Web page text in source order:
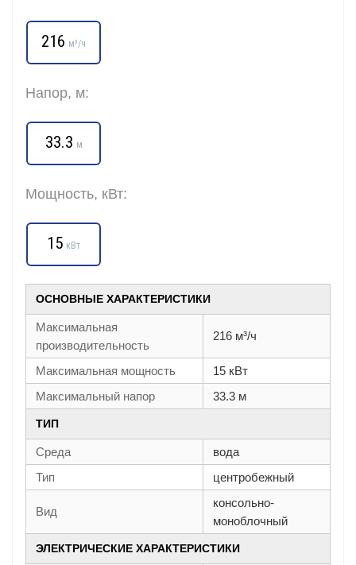
216 м³/ч
Напор, м:
33.3 м
Мощность, кВт:
15 кВт
ОСНОВНЫЕ ХАРАКТЕРИСТИКИ
Максимальная
производительность
216 м³/ч
Максимальная мощность
15 кВт
Максимальный напор
33.3 м
ТИП
Среда
вода
Тип
центробежный
Вид
консольно-
моноблочный
ЭЛЕКТРИЧЕСКИЕ ХАРАКТЕРИСТИКИ